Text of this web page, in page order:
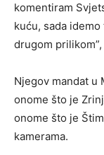
komentiram
kuću, sada
drugom
Njegov mandat u
onome što je
onome što je
kamerama.